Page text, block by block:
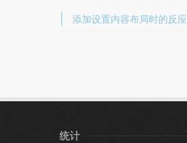
添加设置内容布局时的反应
统计